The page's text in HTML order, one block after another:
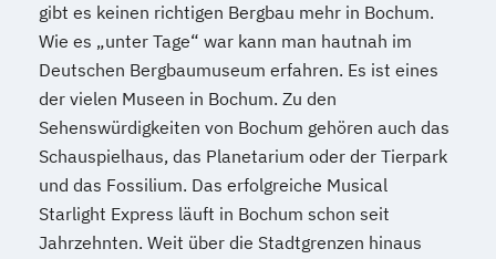
gibt es keinen richtigen Bergbau mehr in Bochum.
Wie es „unter Tage“ war kann man hautnah im
Deutschen Bergbaumuseum erfahren. Es ist eines
der vielen Museen in Bochum. Zu den
Sehenswürdigkeiten von Bochum gehören auch das
Schauspielhaus, das Planetarium oder der Tierpark
und das Fossilium. Das erfolgreiche Musical
Starlight Express läuft in Bochum schon seit
Jahrzehnten. Weit über die Stadtgrenzen hinaus